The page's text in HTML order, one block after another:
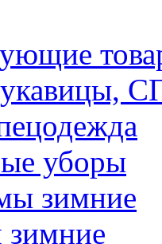
уборы
зимние
зимние